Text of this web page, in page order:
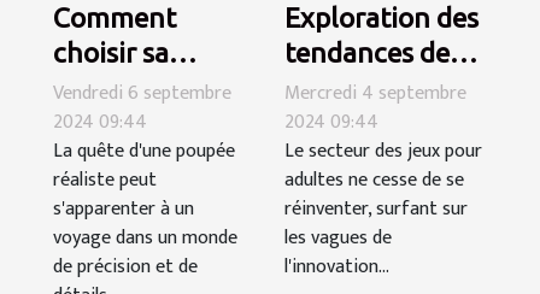
Comment
choisir sa
première
poupée réaliste
pour une
expérience
unique
Vendredi 6 septembre
2024 09:44
La quête d'une poupée
réaliste peut
s'apparenter à un
voyage dans un monde
de précision et de
Exploration des
tendances des
jeux pour
adultes en 2024
: Immersion et
innovation
Mercredi 4 septembre
2024 09:44
Le secteur des jeux pour
adultes ne cesse de se
réinventer, surfant sur
les vagues de
l'innovation...